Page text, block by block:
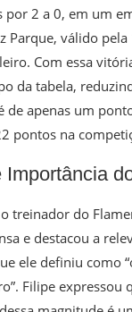
por 2 a 0, em um
Parque, válido pela
Com essa
da tabela,
de apenas um
pontos na
Importância
treinador do
e destacou a
ele definiu como
Filipe expressou